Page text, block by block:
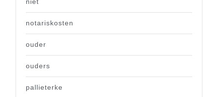
notariskosten
ouder
ouders
pallieterke